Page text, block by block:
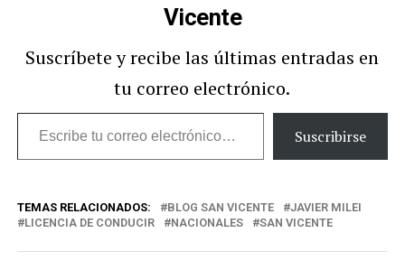
Vicente
Suscríbete y recibe las últimas entradas en
tu correo electrónico.
Escribe
tu
electrónico…
Suscribirse
TEMAS RELACIONADOS: BLOG SAN VICENTE
JAVIER MILEI
LICENCIA DE CONDUCIR
NACIONALES SAN VICENTE